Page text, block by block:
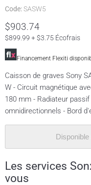
Code:SASW5
$903.74
$899.99 + $3.75 Écofrais
Financement Flexiti
Caisson de graves Sony
W - Circuit magnétique
180 mm - Radiateur
omnidirectionnels - Bord
Les services
vous